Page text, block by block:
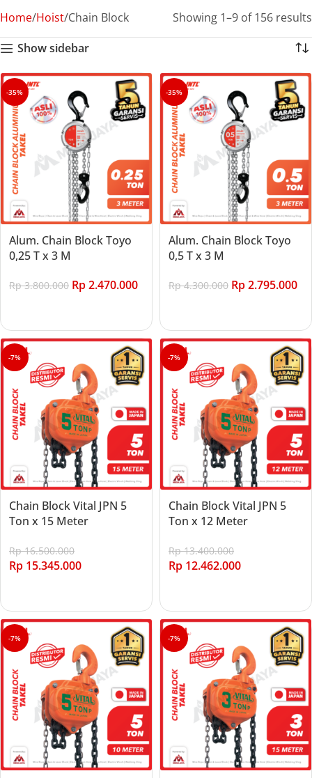
Home Hoist Chain Block Showing 1–9 of 156 results
Show sidebar
-35%
Alum. Chain Block Toyo
0,25 T x 3 M
Rp3.800.000 Rp2.470.000
-35%
Alum. Chain Block Toyo
0,5 T x 3 M
Rp4.300.000 Rp2.795.000
-7%
Chain Block Vital JPN 5
Ton x 15 Meter
Rp16.500.000
Rp 15.345.000
-7%
Chain Block Vital JPN 5
Ton x 12 Meter
Rp13.400.000
Rp 12.462.000
-7% -7%